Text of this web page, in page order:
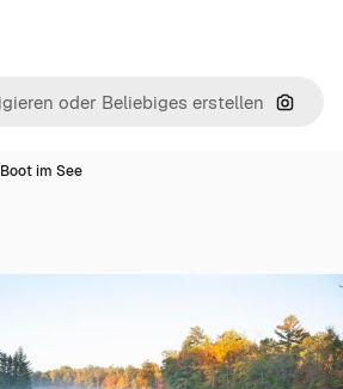
Nach
Boot im See